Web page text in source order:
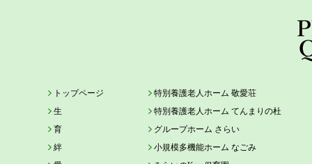
トップページ
生
育
絆
特別養護老人ホーム 敬愛荘
特別養護老人ホーム てんまりの杜
グループホーム さらい
小規模多機能ホーム なごみ